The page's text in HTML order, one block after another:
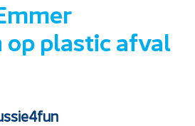
plastic afval